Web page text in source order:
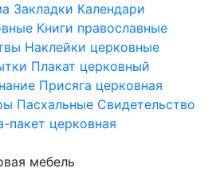
Закладки Календари
Книги православные
Наклейки церковные
Плакат церковный
Присяга церковная
Пасхальные Свидетельство
пакет церковная
мебель